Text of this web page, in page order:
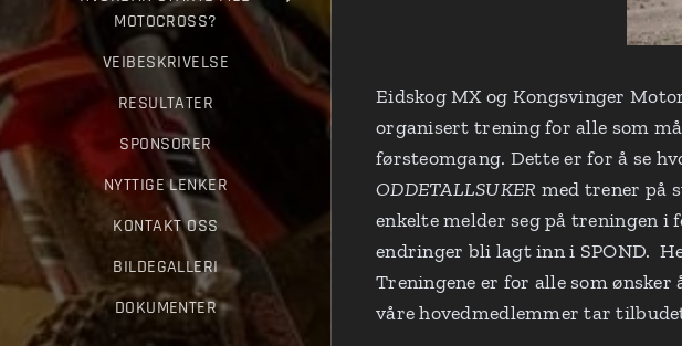
MOTOCROSS?
VEIBESKRIVELSE
RESULTATER
SPONSORER
NYTTIGE LENKER
KONTAKT OSS
BILDEGALLERI
DOKUMENTER
Eidskog MX og Kongsvinger
organisert trening for alle som
førsteomgang. Dette er for å se
ODDETALLSUKER med trener på
enkelte melder seg på treningen i
endringer bli lagt inn i SPOND.
Treningene er for alle som
våre hovedmedlemmer tar